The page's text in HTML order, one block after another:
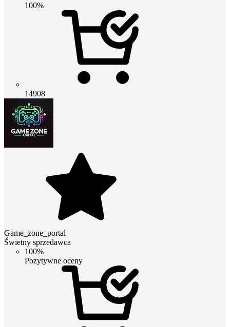
100%
14908
Game_zone_portal
Świetny sprzedawca
100%
Pozytywne oceny